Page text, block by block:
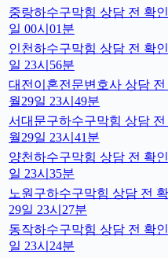
중랑하수구막힘 상담 전 확
일 00시01분
인천하수구막힘 상담 전 확
일 23시56분
대전이혼전문변호사 상담 전
월29일 23시49분
서대문구하수구막힘 상담 전
월29일 23시41분
양천하수구막힘 상담 전 확
일 23시35분
노원구하수구막힘 상담 전
29일 23시27분
동작하수구막힘 상담 전 확
일 23시24분